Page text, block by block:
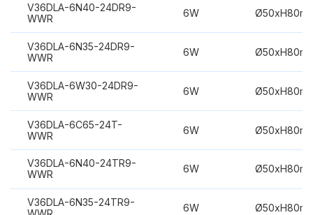
V36DLA-6N40-24DR9-
WWR
6W
V36DLA-6N35-24DR9-
WWR
6W
V36DLA-6W30-24DR9-
WWR
6W
V36DLA-6C65-24T-
WWR
6W
V36DLA-6N40-24TR9-
WWR
6W
V36DLA-6N35-24TR9-
6W